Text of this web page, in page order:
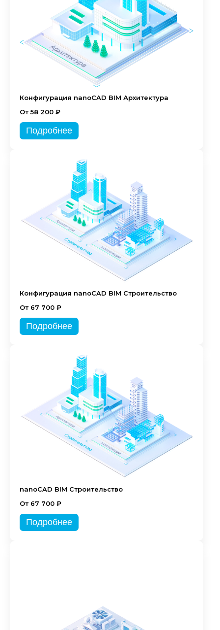
Конфигурация nanoCAD BIM Архитектура
От 58 200 ₽
Подробнее
Конфигурация nanoCAD BIM Строительство
От 67 700 ₽
Подробнее
nanoCAD BIM Строительство
От 67 700 ₽
Подробнее